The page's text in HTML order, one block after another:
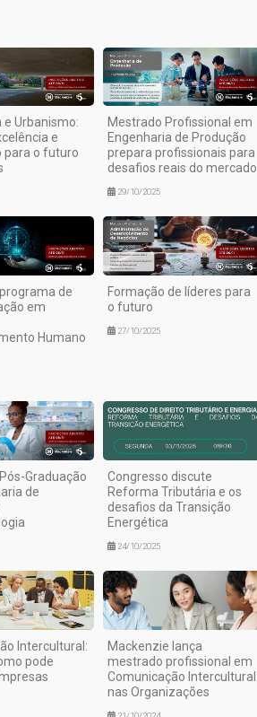
Urbanismo:
e
para o futuro
Mestrado Profissional em
Engenharia de Produção
prepara profissionais para
desafios reais do mercado
29/10/2025
de
em
Humano
Formação de líderes para
o futuro
27/10/2025
Graduação
de
Congresso discute
Reforma Tributária e os
desafios da Transição
Energética
24/10/2025
Intercultural:
pode
Mackenzie lança
mestrado profissional em
Comunicação Intercultural
nas Organizações